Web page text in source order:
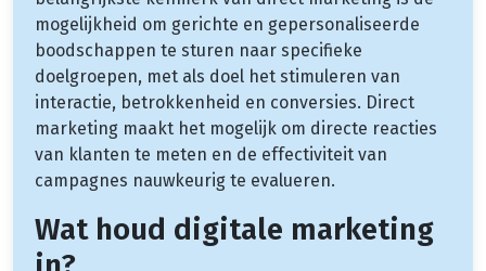
mogelijkheid om gerichte en gepersonaliseerde
boodschappen te sturen naar specifieke
doelgroepen, met als doel het stimuleren van
interactie, betrokkenheid en conversies. Direct
marketing maakt het mogelijk om directe reacties
van klanten te meten en de effectiviteit van
campagnes nauwkeurig te evalueren.
Wat houd digitale marketing